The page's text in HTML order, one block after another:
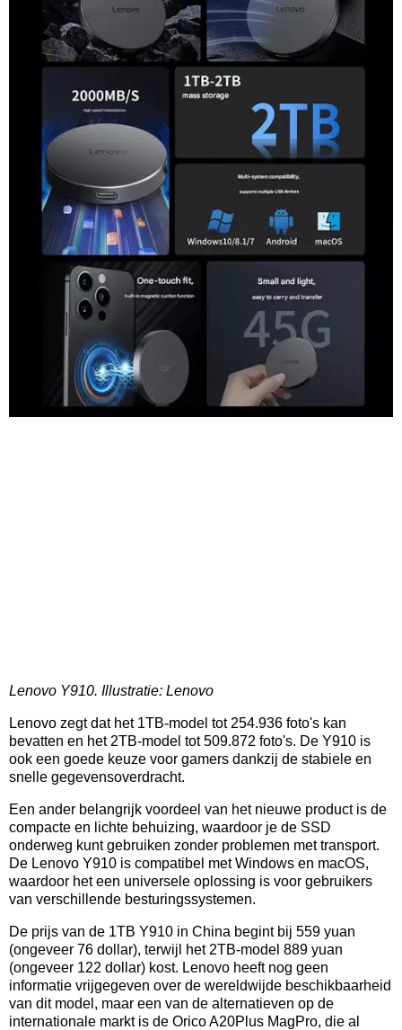
Lenovo Y910. Illustratie: Lenovo
Lenovo zegt dat het 1TB-model tot 254.936 foto's kan
bevatten en het 2TB-model tot 509.872 foto's. De Y910 is
ook een goede keuze voor gamers dankzij de stabiele en
snelle gegevensoverdracht.
Een ander belangrijk voordeel van het nieuwe product is de
compacte en lichte behuizing, waardoor je de SSD
onderweg kunt gebruiken zonder problemen met transport.
De Lenovo Y910 is compatibel met Windows en macOS,
waardoor het een universele oplossing is voor gebruikers
van verschillende besturingssystemen.
De prijs van de 1TB Y910 in China begint bij 559 yuan
(ongeveer 76 dollar), terwijl het 2TB-model 889 yuan
(ongeveer 122 dollar) kost. Lenovo heeft nog geen
informatie vrijgegeven over de wereldwijde beschikbaarheid
van dit model, maar een van de alternatieven op de
internationale markt is de Orico A20Plus MagPro, die al